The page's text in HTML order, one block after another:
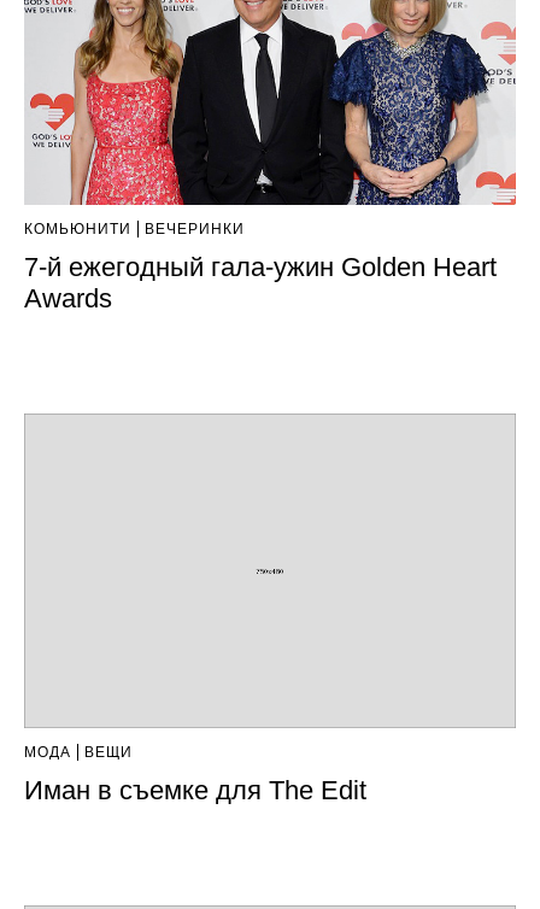
КОМЬЮНИТИ ВЕЧЕРИНКИ
7-й ежегодный гала-ужин Golden Heart
Awards
МОДА ВЕЩИ
Иман в съемке для The Edit